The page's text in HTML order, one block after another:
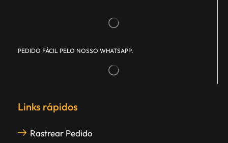
PEDIDO FÁCIL PELO NOSSO WHATSAPP.
Links rápidos
Rastrear Pedido